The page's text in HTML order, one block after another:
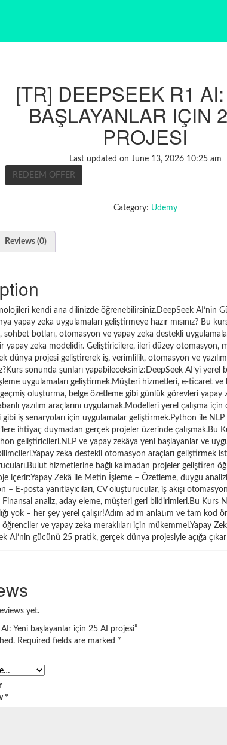
[TR] DEEPSEEK R1
BAŞLAYANLAR IÇIN
PROJESI
Last updated on June 13, 2026 10:25 am
REDEEM OFFER
Category: Udemy
Reviews (0)
kendi ana dilinizde öğrenebilirsiniz.DeepSeek AI’nin
zeka uygulamaları geliştirmeye hazır mısınız? Bu
sohbet botları, otomasyon ve yapay zeka destekli
yapay zeka modelidir. Geliştiricilere, ileri düzey otomasyon,
dünya projesi geliştirerek iş, verimlilik, otomasyon ve
sonunda şunları yapabileceksiniz:DeepSeek AI’yi yerel
uygulamaları geliştirmek.Müşteri hizmetleri, e-ticaret ve
oluşturma, belge özetleme gibi günlük görevleri yapay
yazılım araçlarını uygulamak.Modelleri yerel çalışma
iş senaryoları için uygulamalar geliştirmek.Python ile NLP
ihtiyaç duymadan gerçek projeler üzerinde çalışmak.Bu
geliştiricileri.NLP ve yapay zekâya yeni başlayanlar ve
zeka destekli otomasyon araçları geliştirmek
hizmetlerine bağlı kalmadan projeler geliştiren
içerir:Yapay Zekâ ile Metin İşleme – Özetleme, duygu
E-posta yanıtlayıcıları, CV oluşturucular, iş akışı
analiz, aday eleme, müşteri geri bildirimleri.Bu Kurs
yok – her şey yerel çalışır!Adım adım anlatım ve tam kod
ve yapay zeka meraklıları için mükemmel.Yapay
AI’nin gücünü 25 pratik, gerçek dünya projesiyle açığa
yet.
Yeni başlayanlar için 25 AI projesi”
Required fields are marked *
*